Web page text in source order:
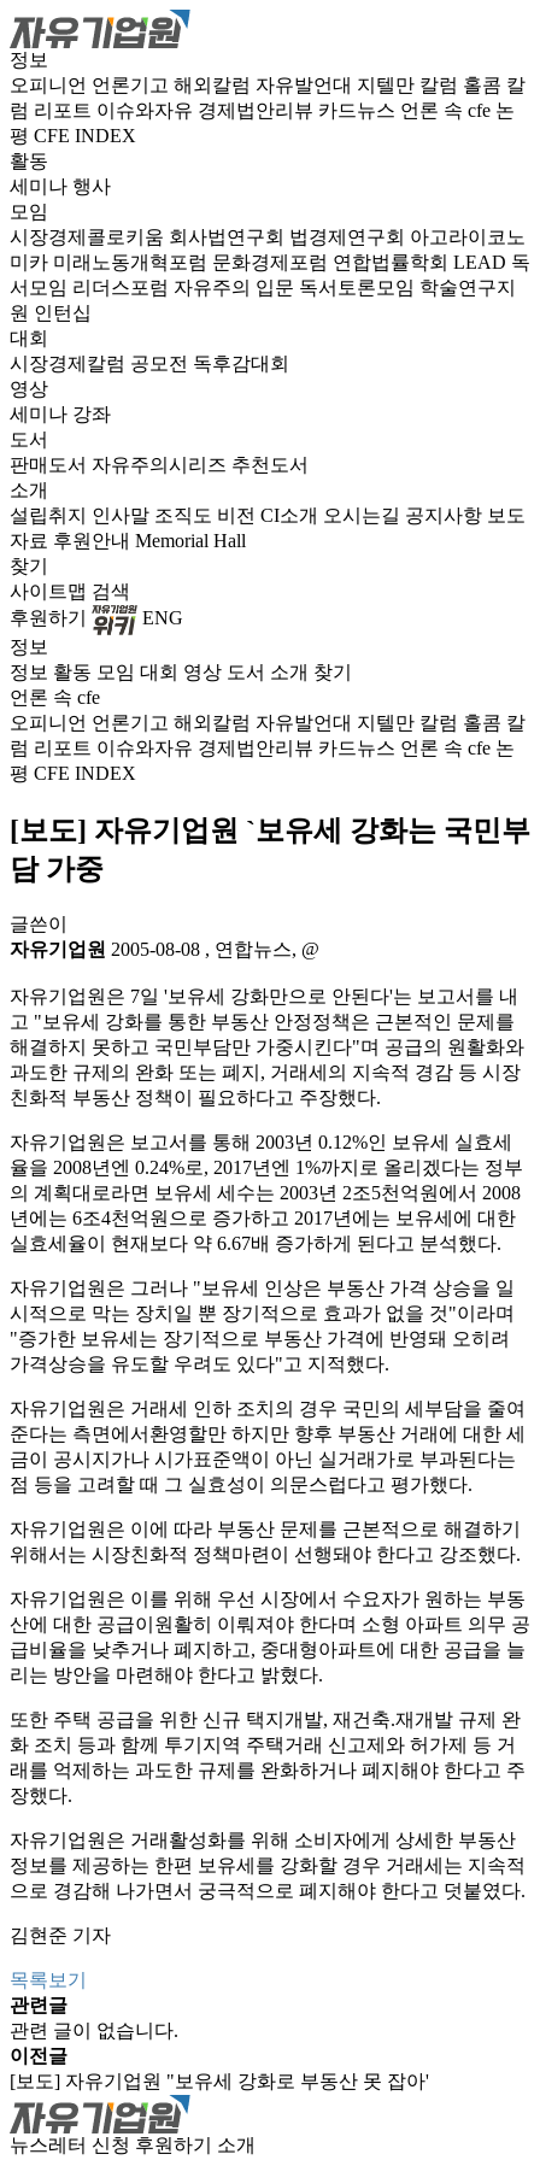
정보
오피니언 언론기고 해외칼럼 자유발언대 지텔만 칼럼 홀콤 칼
럼 리포트 이슈와자유 경제법안리뷰 카드뉴스 언론 속 cfe 논
평 CFE INDEX
활동
세미나 행사
모임
시장경제콜로키움 회사법연구회 법경제연구회 아고라이코노
미카 미래노동개혁포럼 문화경제포럼 연합법률학회 LEAD 독
서모임 리더스포럼 자유주의 입문 독서토론모임 학술연구지
원 인턴십
대회
시장경제칼럼 공모전 독후감대회
영상
세미나 강좌
도서
판매도서 자유주의시리즈 추천도서
소개
설립취지 인사말 조직도 비전 CI소개 오시는길 공지사항 보도
자료 후원안내 Memorial Hall
찾기
사이트맵 검색
후원하기
ENG
정보
정보 활동 모임 대회 영상 도서 소개 찾기
언론 속 cfe
오피니언 언론기고 해외칼럼 자유발언대 지텔만 칼럼 홀콤 칼
럼 리포트 이슈와자유 경제법안리뷰 카드뉴스 언론 속 cfe 논
평 CFE INDEX
[보도] 자유기업원 `보유세 강화는 국민부
담 가중
글쓴이
자유기업원 2005-08-08 , 연합뉴스, @
자유기업원은 7일 '보유세 강화만으로 안된다'는 보고서를 내
고 "보유세 강화를 통한 부동산 안정정책은 근본적인 문제를
해결하지 못하고 국민부담만 가중시킨다"며 공급의 원활화와
과도한 규제의 완화 또는 폐지, 거래세의 지속적 경감 등 시장
친화적 부동산 정책이 필요하다고 주장했다.
자유기업원은 보고서를 통해 2003년 0.12%인 보유세 실효세
율을 2008년엔 0.24%로, 2017년엔 1%까지로 올리겠다는 정부
의 계획대로라면 보유세 세수는 2003년 2조5천억원에서 2008
년에는 6조4천억원으로 증가하고 2017년에는 보유세에 대한
실효세율이 현재보다 약 6.67배 증가하게 된다고 분석했다.
자유기업원은 그러나 "보유세 인상은 부동산 가격 상승을 일
시적으로 막는 장치일 뿐 장기적으로 효과가 없을 것"이라며
"증가한 보유세는 장기적으로 부동산 가격에 반영돼 오히려
가격상승을 유도할 우려도 있다"고 지적했다.
자유기업원은 거래세 인하 조치의 경우 국민의 세부담을 줄여
준다는 측면에서환영할만 하지만 향후 부동산 거래에 대한 세
금이 공시지가나 시가표준액이 아닌 실거래가로 부과된다는
점 등을 고려할 때 그 실효성이 의문스럽다고 평가했다.
자유기업원은 이에 따라 부동산 문제를 근본적으로 해결하기
위해서는 시장친화적 정책마련이 선행돼야 한다고 강조했다.
자유기업원은 이를 위해 우선 시장에서 수요자가 원하는 부동
산에 대한 공급이원활히 이뤄져야 한다며 소형 아파트 의무 공
급비율을 낮추거나 폐지하고, 중대형아파트에 대한 공급을 늘
리는 방안을 마련해야 한다고 밝혔다.
또한 주택 공급을 위한 신규 택지개발, 재건축.재개발 규제 완
화 조치 등과 함께 투기지역 주택거래 신고제와 허가제 등 거
래를 억제하는 과도한 규제를 완화하거나 폐지해야 한다고 주
장했다.
자유기업원은 거래활성화를 위해 소비자에게 상세한 부동산
정보를 제공하는 한편 보유세를 강화할 경우 거래세는 지속적
으로 경감해 나가면서 궁극적으로 폐지해야 한다고 덧붙였다.
김현준 기자
목록보기
관련글
관련 글이 없습니다.
이전글
[보도] 자유기업원 "보유세 강화로 부동산 못 잡아'
뉴스레터 신청 후원하기
소개